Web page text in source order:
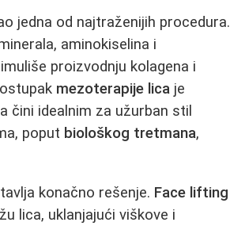
jedna od najtraženijih procedura.
aminokiselina i
proizvodnju kolagena i
mezoterapije lica je
čini idealnim za užurban stil
poput biološkog tretmana,
konačno rešenje. Face lifting
lica, uklanjajući viškove i